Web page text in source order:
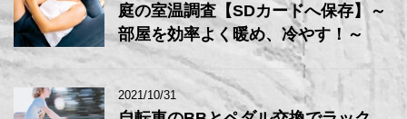
庭の室温調査【SDカードへ保存】～
部屋を効率よく暖め、冷やす！～
2021/10/31